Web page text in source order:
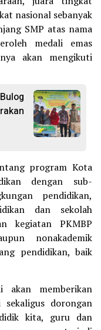
nasional sebanyak
SMP atas nama
medali emas
akan mengikuti
program Kota
dengan sub-
pendidikan,
dan sekolah
kegiatan PKMBP
nonakademik
pendidikan, baik
akan memberikan
dorongan
kita, guru dan